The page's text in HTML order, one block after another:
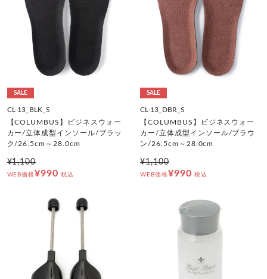
SALE
CL-13_BLK_S
【COLUMBUS】ビジネスウォー
カー/立体成型インソール/ブラッ
ク/26.5cm～28.0cm
¥1,100
WEB価格¥990 税込
SALE
CL-13_DBR_S
【COLUMBUS】ビジネスウォー
カー/立体成型インソール/ブラウ
ン/26.5cm～28.0cm
¥1,100
WEB価格¥990 税込